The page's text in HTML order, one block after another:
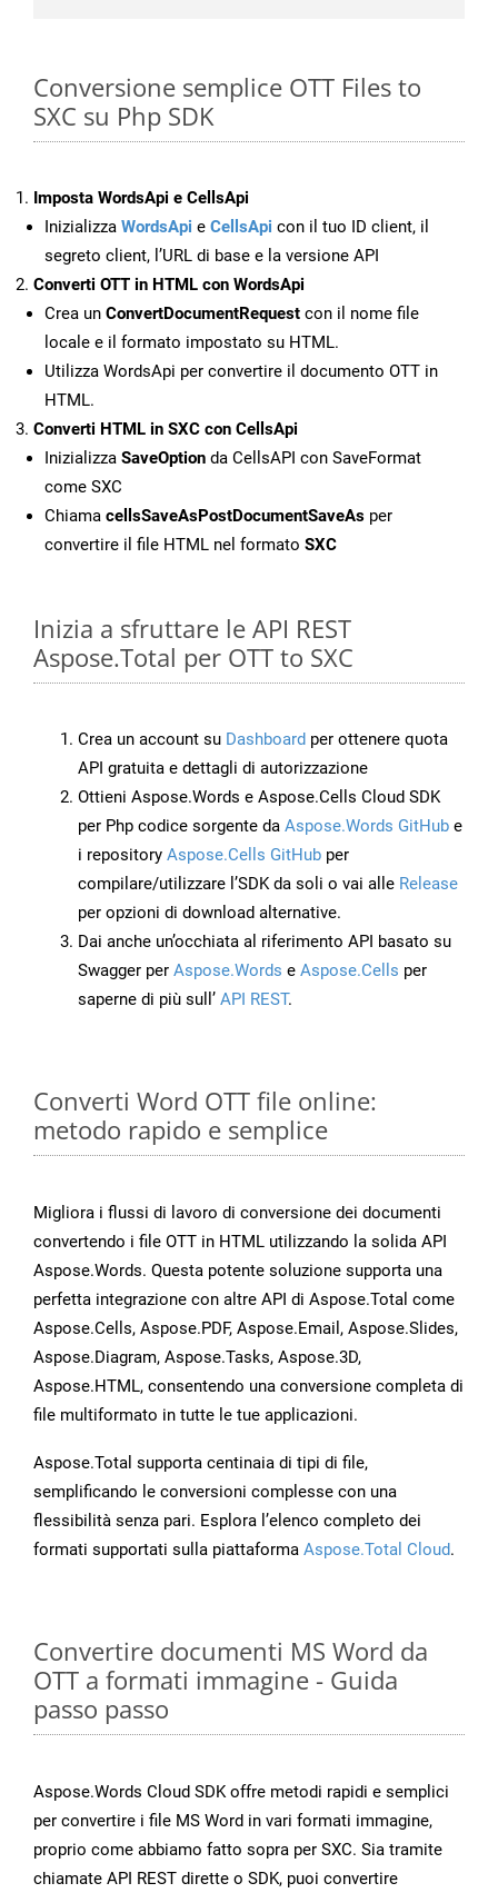
Conversione semplice OTT Files to
SXC su Php SDK
Imposta WordsApi e CellsApi
Inizializza WordsApi e CellsApi con il tuo ID client, il
segreto client, l’URL di base e la versione API
Converti OTT in HTML con WordsApi
Crea un ConvertDocumentRequest con il nome file
locale e il formato impostato su HTML.
Utilizza WordsApi per convertire il documento OTT in
HTML.
Converti HTML in SXC con CellsApi
Inizializza SaveOption da CellsAPI con SaveFormat
come SXC
Chiama cellsSaveAsPostDocumentSaveAs per
convertire il file HTML nel formato SXC
Inizia a sfruttare le API REST
Aspose.Total per OTT to SXC
Crea un account su Dashboard per ottenere quota
API gratuita e dettagli di autorizzazione
Ottieni Aspose.Words e Aspose.Cells Cloud SDK
per Php codice sorgente da Aspose.Words GitHub e
i repository Aspose.Cells GitHub per
compilare/utilizzare l’SDK da soli o vai alle Release
per opzioni di download alternative.
Dai anche un’occhiata al riferimento API basato su
Swagger per Aspose.Words e Aspose.Cells per
saperne di più sull’ API REST.
Converti Word OTT file online:
metodo rapido e semplice
Migliora i flussi di lavoro di conversione dei documenti
convertendo i file OTT in HTML utilizzando la solida API
Aspose.Words. Questa potente soluzione supporta una
perfetta integrazione con altre API di Aspose.Total come
Aspose.Cells, Aspose.PDF, Aspose.Email, Aspose.Slides,
Aspose.Diagram, Aspose.Tasks, Aspose.3D,
Aspose.HTML, consentendo una conversione completa di
file multiformato in tutte le tue applicazioni.
Aspose.Total supporta centinaia di tipi di file,
semplificando le conversioni complesse con una
flessibilità senza pari. Esplora l’elenco completo dei
formati supportati sulla piattaforma Aspose.Total Cloud.
Convertire documenti MS Word da
OTT a formati immagine - Guida
passo passo
Aspose.Words Cloud SDK offre metodi rapidi e semplici
per convertire i file MS Word in vari formati immagine,
proprio come abbiamo fatto sopra per SXC. Sia tramite
chiamate API REST dirette o SDK, puoi convertire